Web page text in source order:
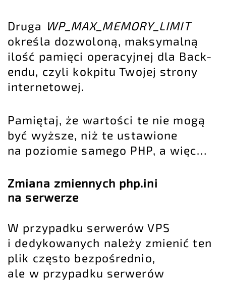
Druga WP_MAX_MEMORY_LIMIT
określa dozwoloną, maksymalną
ilość pamięci operacyjnej dla Back-
endu, czyli kokpitu Twojej strony
internetowej.
Pamiętaj, że wartości te nie mogą
być wyższe, niż te ustawione
na poziomie samego PHP, a więc…
Zmiana zmiennych php.ini
na serwerze
W przypadku serwerów VPS
i dedykowanych należy zmienić ten
plik często bezpośrednio,
ale w przypadku serwerów